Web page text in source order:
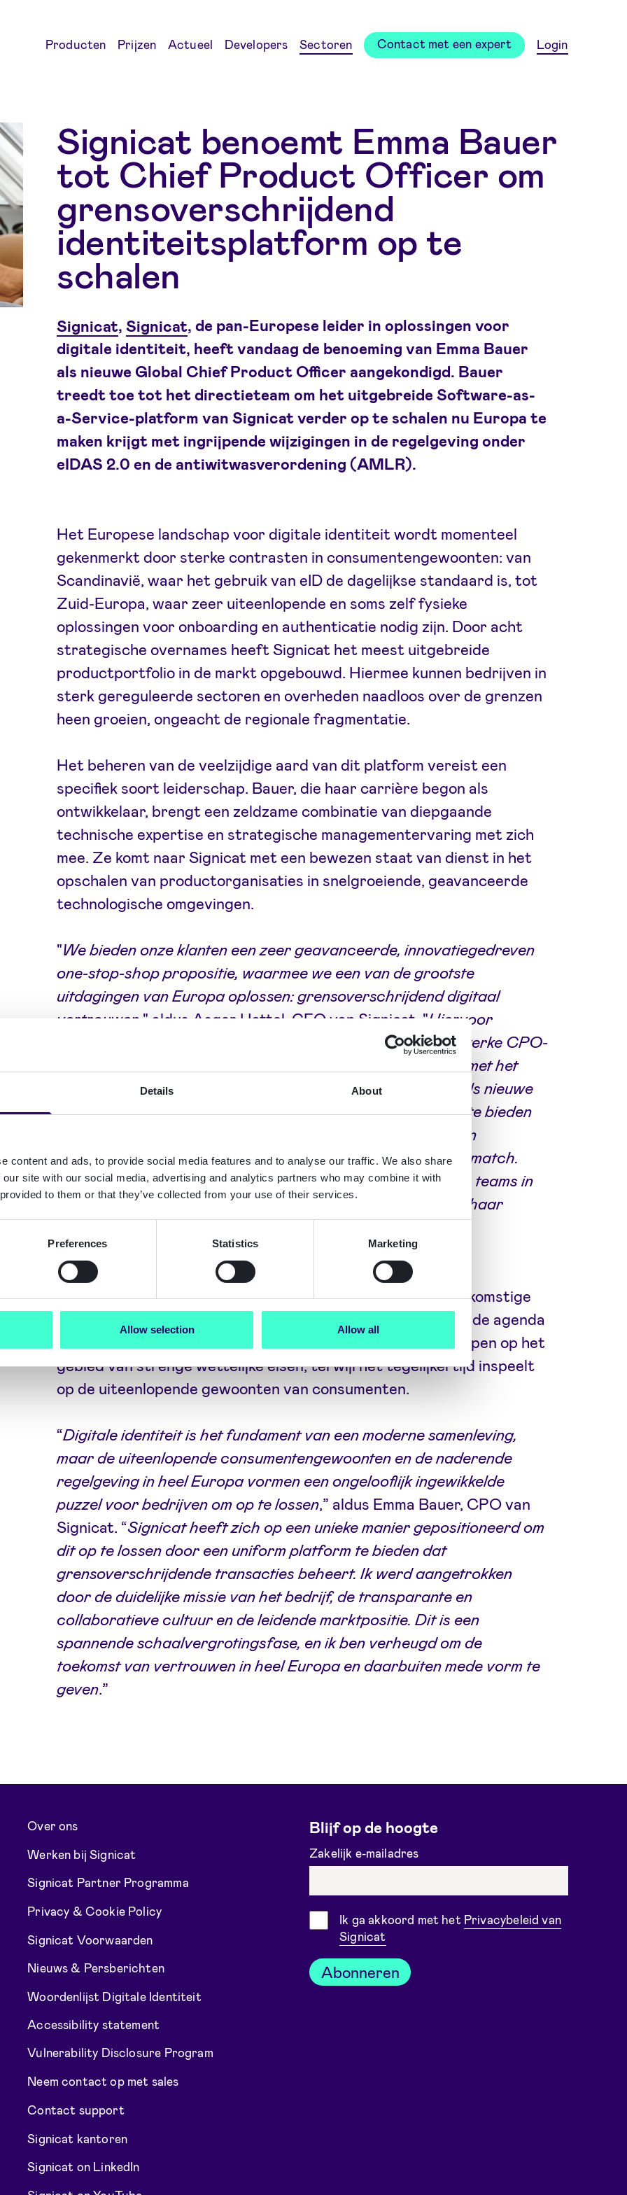
Details About
content and ads, to provide social media features and to analyse our traffic. We also share
site with our social media, advertising and analytics partners who may combine it with
to them or that they’ve collected from your use of their services.
Preferences Statistics Marketing
Allow selection Allow all
Producten Prijzen Actueel Developers Sectoren Contact met een expert Login
Signicat benoemt Emma Bauer
tot Chief Product Officer om
grensoverschrijdend
identiteitsplatform op te
schalen
Signicat,Signicat, de pan-Europese leider in oplossingen voor
digitale identiteit, heeft vandaag de benoeming van Emma Bauer
als nieuwe Global Chief Product Officer aangekondigd. Bauer
treedt toe tot het directieteam om het uitgebreide Software-as-
a-Service-platform van Signicat verder op te schalen nu Europa te
maken krijgt met ingrijpende wijzigingen in de regelgeving onder
eIDAS 2.0 en de antiwitwasverordening (AMLR).
Het Europese landschap voor digitale identiteit wordt momenteel
gekenmerkt door sterke contrasten in consumentengewoonten: van
Scandinavië, waar het gebruik van eID de dagelijkse standaard is, tot
Zuid-Europa, waar zeer uiteenlopende en soms zelf fysieke
oplossingen voor onboarding en authenticatie nodig zijn. Door acht
strategische overnames heeft Signicat het meest uitgebreide
productportfolio in de markt opgebouwd. Hiermee kunnen bedrijven in
sterk gereguleerde sectoren en overheden naadloos over de grenzen
heen groeien, ongeacht de regionale fragmentatie.
Het beheren van de veelzijdige aard van dit platform vereist een
specifiek soort leiderschap. Bauer, die haar carrière begon als
ontwikkelaar, brengt een zeldzame combinatie van diepgaande
technische expertise en strategische managementervaring met zich
mee. Ze komt naar Signicat met een bewezen staat van dienst in het
opschalen van productorganisaties in snelgroeiende, geavanceerde
technologische omgevingen.
"We bieden onze klanten een zeer geavanceerde, innovatiegedreven
one-stop-shop propositie, waarmee we een van de grootste
uitdagingen van Europa oplossen: grensoverschrijdend digitaal
vertrouwen ," aldus Asger Hattel, CEO van Signicat. "Hiervoor
hadden we een gerenommeerde scale-up leider nodig die sterke CPO-
ervaring combineert met technische wortels. Een persoon met het
vermogen om zowel een kortere time-to-market, innovatie als nieuwe
methoden te stimuleren, met alle toolkits die het AI-tijdperk te bieden
heeft. Naast de indrukwekkende technische achtergrond en
productexpertise van Emma, is er een zeer sterke culturele match.
Haar bewezen vermogen om goed presterende, verspreide teams in
verschillende regio's te versterken en aan te sturen, maakt haar
essentieel om Signicat naar een hoger niveau te tillen in ons
schaalvergrotingstraject.”
Als CPO zal Bauer zich richten op de uitvoering van de toekomstige
productstrategie van Signicat in een tijd waarin AI hoog op de agenda
staat. Ze zal ervoor zorgen dat het platform voorop blijft lopen op het
gebied van strenge wettelijke eisen, terwijl het tegelijkertijd inspeelt
op de uiteenlopende gewoonten van consumenten.
“Digitale identiteit is het fundament van een moderne samenleving,
maar de uiteenlopende consumentengewoonten en de naderende
regelgeving in heel Europa vormen een ongelooflijk ingewikkelde
puzzel voor bedrijven om op te lossen,” aldus Emma Bauer, CPO van
Signicat. “Signicat heeft zich op een unieke manier gepositioneerd om
dit op te lossen door een uniform platform te bieden dat
grensoverschrijdende transacties beheert. Ik werd aangetrokken
door de duidelijke missie van het bedrijf, de transparante en
collaboratieve cultuur en de leidende marktpositie. Dit is een
spannende schaalvergrotingsfase, en ik ben verheugd om de
toekomst van vertrouwen in heel Europa en daarbuiten mede vorm te
geven.”
Over ons
Werken bij Signicat
Signicat Partner Programma
Privacy & Cookie Policy
Signicat Voorwaarden
Nieuws & Persberichten
Woordenlijst Digitale Identiteit
Accessibility statement
Vulnerability Disclosure Program
Neem contact op met sales
Contact support
Signicat kantoren
Signicat on LinkedIn
Blijf op de hoogte
Zakelijk e-mailadres
Toestemming
Ik ga akkoord met het Privacybeleid van
Signicat
Abonneren